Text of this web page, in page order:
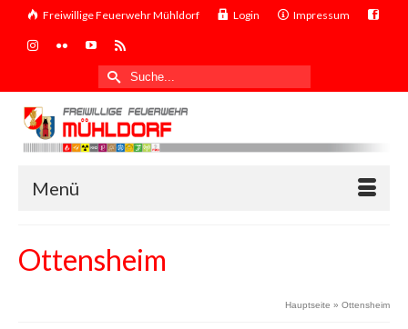
Freiwillige Feuerwehr Mühldorf Login Impressum
Suche
nach:
Menü
Ottensheim
Hauptseite » Ottensheim